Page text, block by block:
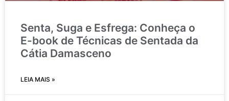
Senta, Suga e Esfrega: Conheça o
E-book de Técnicas de Sentada da
Cátia Damasceno
LEIA MAIS »